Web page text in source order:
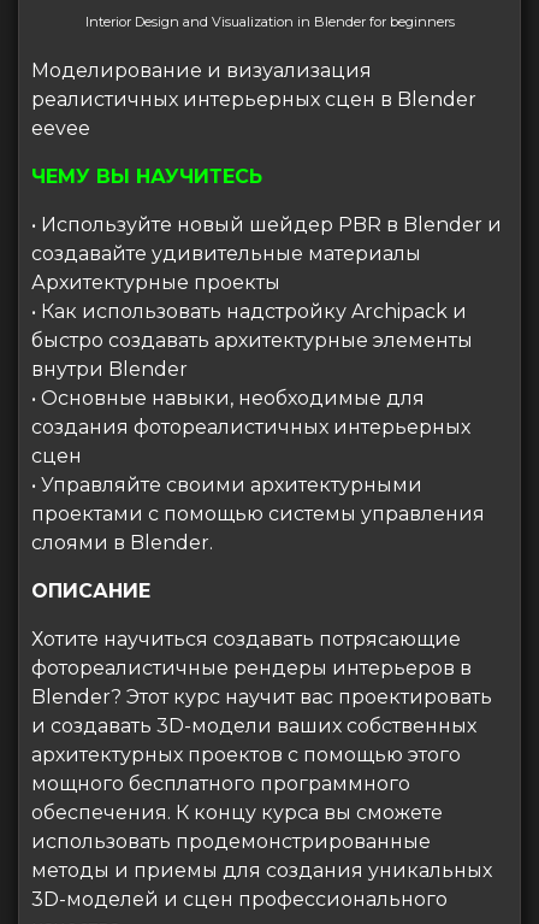
Interior Design and Visualization in Blender for beginners
Моделирование и визуализация
реалистичных интерьерных сцен в Blender
eevee
ЧЕМУ ВЫ НАУЧИТЕСЬ
• Используйте новый шейдер PBR в Blender и
создавайте удивительные материалы
Архитектурные проекты
• Как использовать надстройку Archipack и
быстро создавать архитектурные элементы
внутри Blender
• Основные навыки, необходимые для
создания фотореалистичных интерьерных
сцен
• Управляйте своими архитектурными
проектами с помощью системы управления
слоями в Blender.
ОПИСАНИЕ
Хотите научиться создавать потрясающие
фотореалистичные рендеры интерьеров в
Blender? Этот курс научит вас проектировать
и создавать 3D-модели ваших собственных
архитектурных проектов с помощью этого
мощного бесплатного программного
обеспечения. К концу курса вы сможете
использовать продемонстрированные
методы и приемы для создания уникальных
3D-моделей и сцен профессионального